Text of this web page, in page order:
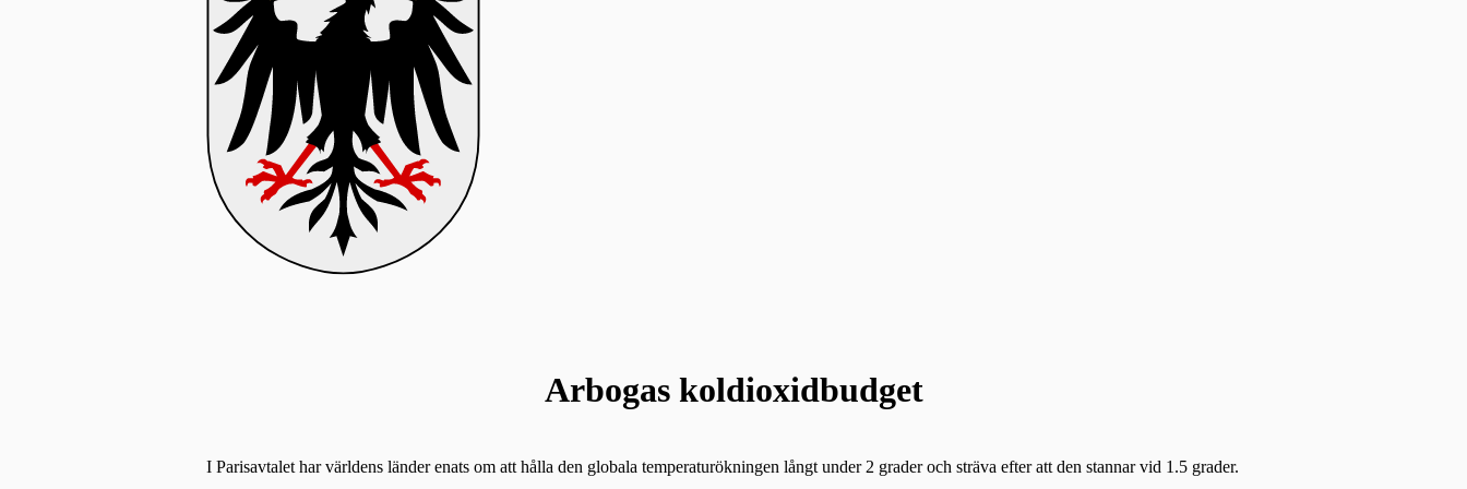
Arbogas koldioxidbudget
I Parisavtalet har världens länder enats om att hålla den globala temperaturökningen långt under 2 grader och sträva efter att den stannar vid 1.5 grader.